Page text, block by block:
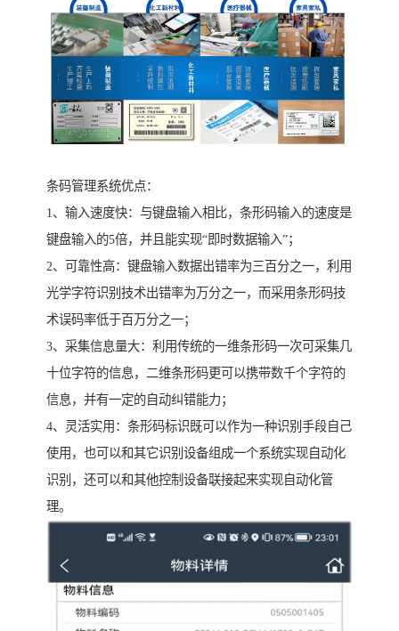
条码管理系统优点：
1、输入速度快：与键盘输入相比，条形码输入的速度是
键盘输入的5倍，并且能实现“即时数据输入”；
2、可靠性高：键盘输入数据出错率为三百分之一，利用
光学字符识别技术出错率为万分之一，而采用条形码技
术误码率低于百万分之一；
3、采集信息量大：利用传统的一维条形码一次可采集几
十位字符的信息，二维条形码更可以携带数千个字符的
信息，并有一定的自动纠错能力；
4、灵活实用：条形码标识既可以作为一种识别手段自己
使用，也可以和其它识别设备组成一个系统实现自动化
识别，还可以和其他控制设备联接起来实现自动化管
理。